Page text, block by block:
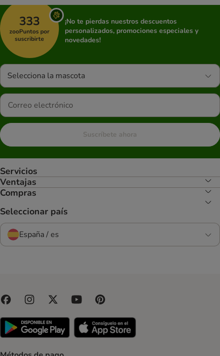
333
zooPuntos por
suscribirte
¡No te pierdas nuestros descuentos
personalizados, promociones especiales y
novedades!
Selecciona la mascota
Suscríbete ahora
Servicios
Ventajas
Compras
Seleccionar país
España / es